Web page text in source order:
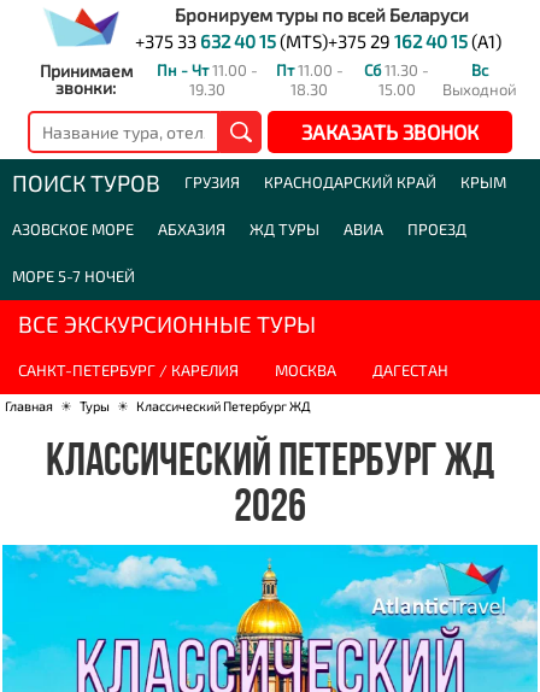
Бронируем туры по всей Беларуси
+375 33 632 40 15(MTS)+375 29 162 40 15(A1)
Принимаем
звонки:
Пн - Чт11.00 -
19.30
Пт11.00 -
18.30
Сб11.30 -
15.00
Вс
Выходной
ЗАКАЗАТЬ ЗВОНОК
ПОИСК ТУРОВ ГРУЗИЯ КРАСНОДАРСКИЙ КРАЙ КРЫМ
АЗОВСКОЕ МОРЕ АБХАЗИЯ ЖД ТУРЫ АВИА ПРОЕЗД
МОРЕ 5-7 НОЧЕЙ
ВСЕ ЭКСКУРСИОННЫЕ ТУРЫ
САНКТ-ПЕТЕРБУРГ / КАРЕЛИЯ МОСКВА ДАГЕСТАН
Главная ☀ Туры ☀ Классический Петербург ЖД
КЛАССИЧЕСКИЙ ПЕТЕРБУРГ ЖД
2026